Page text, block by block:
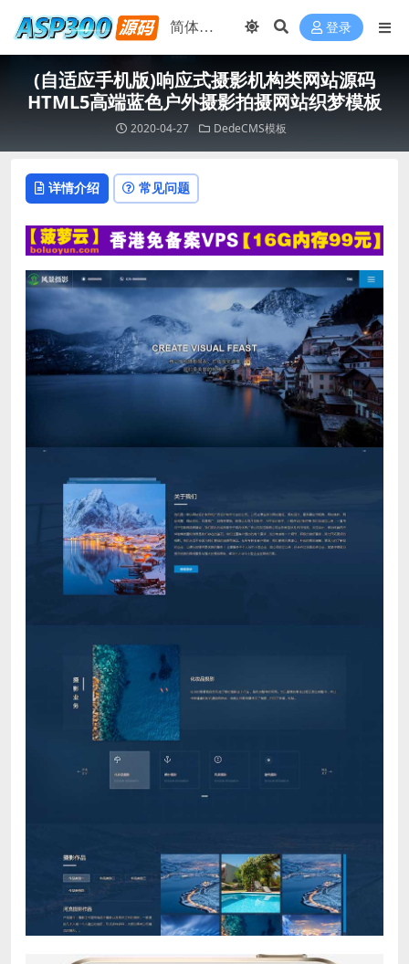
登录
(自适应手机版)响应式摄影机构类网站源码
HTML5高端蓝色户外摄影拍摄网站织梦模板
2020-04-27 DedeCMS模板
详情介绍 常见问题